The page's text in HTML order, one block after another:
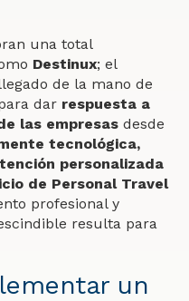
una total
Destinux; el
de la mano de
dar respuesta a
las empresas desde
tecnológica,
personalizada
de Personal Travel
profesional y
resulta para
un